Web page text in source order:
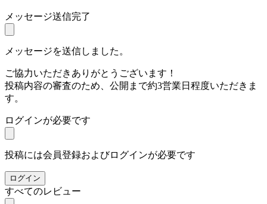
メッセージ送信完了
メッセージを送信しました。
ご協力いただきありがとうございます！
投稿内容の審査のため、公開まで約3営業日程度いただきま
す。
ログインが必要です
投稿には会員登録およびログインが必要です
ログイン
すべてのレビュー